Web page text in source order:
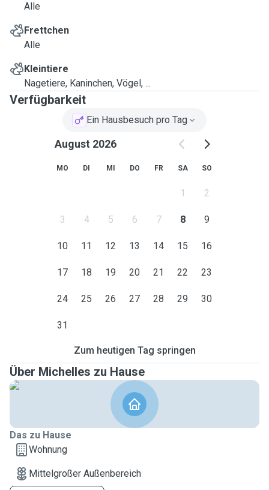
Alle
Frettchen
Alle
Kleintiere
Nagetiere, Kaninchen, Vögel, ...
Verfügbarkeit
Ein Hausbesuch pro Tag
August 2026
MO DI MI DO FR SA SO
1 2
3 4 5 6 7 8 9
10 11 12 13 14 15 16
17 18 19 20 21 22 23
24 25 26 27 28 29 30
31
Zum heutigen Tag springen
Über Michelles zu Hause
Das zu Hause
Wohnung
Mittelgroßer Außenbereich